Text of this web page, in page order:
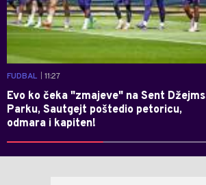
FUDBAL | 11:27
Evo ko čeka "zmajeve" na Sent Džejms
Parku, Sautgejt poštedio petoricu,
odmara i kapiten!